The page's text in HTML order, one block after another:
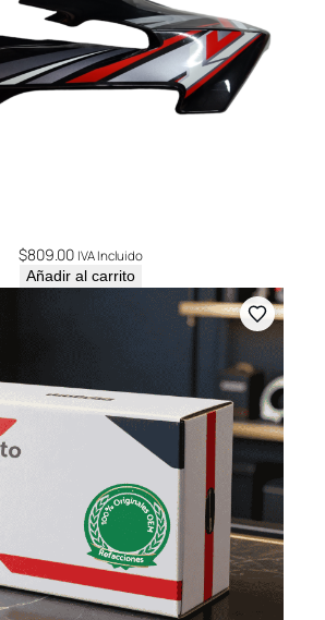
$809.00 IVA Incluido
Añadir al carrito